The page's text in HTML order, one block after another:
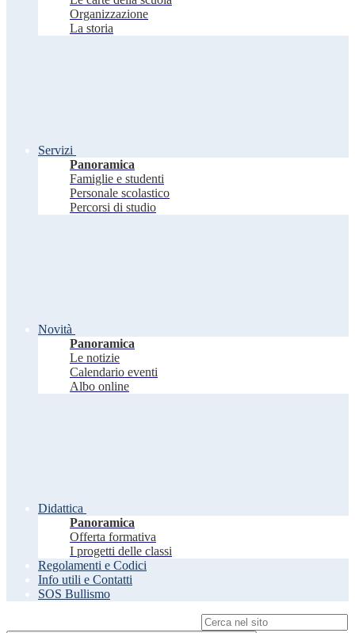
Organizzazione
La storia
Servizi
Panoramica
Famiglie e studenti
Personale scolastico
Percorsi di studio
Novità
Panoramica
Le notizie
Calendario eventi
Albo online
Didattica
Panoramica
Offerta formativa
I progetti delle classi
Regolamenti e Codici
Info utili e Contatti
SOS Bullismo